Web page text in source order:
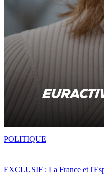
EXCLUSIF : La France et
POLITIQUE